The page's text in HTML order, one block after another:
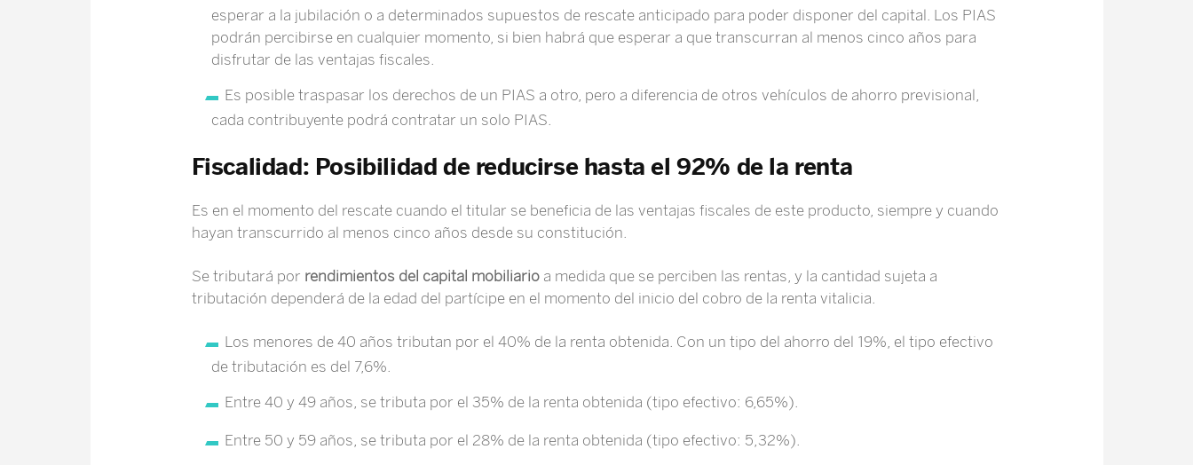
esperar a la jubilación o a determinados supuestos de rescate anticipado para poder disponer del capital. Los PIAS
podrán percibirse en cualquier momento, si bien habrá que esperar a que transcurran al menos cinco años para
disfrutar de las ventajas fiscales.
Es posible traspasar los derechos de un PIAS a otro, pero a diferencia de otros vehículos de ahorro previsional,
cada contribuyente podrá contratar un solo PIAS.
Fiscalidad: Posibilidad de reducirse hasta el 92% de la renta
Es en el momento del rescate cuando el titular se beneficia de las ventajas fiscales de este producto, siempre y cuando
hayan transcurrido al menos cinco años desde su constitución.
Se tributará por rendimientos del capital mobiliarioa medida que se perciben las rentas, y la cantidad sujeta a
tributación dependerá de la edad del partícipe en el momento del inicio del cobro de la renta vitalicia.
Los menores de 40 años tributan por el 40% de la renta obtenida. Con un tipo del ahorro del 19%, el tipo efectivo
de tributación es del 7,6%.
Entre 40 y 49 años, se tributa por el 35% de la renta obtenida (tipo efectivo: 6,65%).
Entre 50 y 59 años, se tributa por el 28% de la renta obtenida (tipo efectivo: 5,32%).